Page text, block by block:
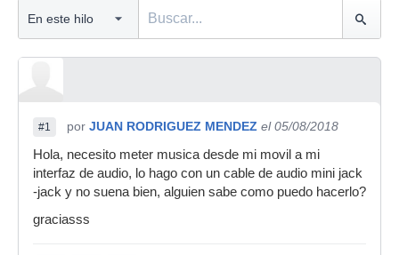
#1 por JUAN RODRIGUEZ MENDEZ el 05/08/2018
Hola, necesito meter musica desde mi movil a mi
interfaz de audio, lo hago con un cable de audio mini jack
-jack y no suena bien, alguien sabe como puedo hacerlo?
graciasss